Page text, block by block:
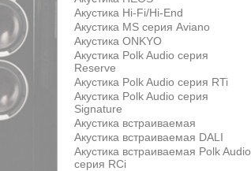
Акустика Hi-Fi/Hi-End
Акустика MS серия Aviano
Акустика ONKYO
Акустика Polk Audio серия
Reserve
Акустика Polk Audio серия RTi
Акустика Polk Audio серия
Signature
Акустика встраиваемая
Акустика встраиваемая DALI
Акустика встраиваемая Polk Audio
серия RCi